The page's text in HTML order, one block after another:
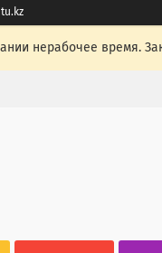
нерабочее время.